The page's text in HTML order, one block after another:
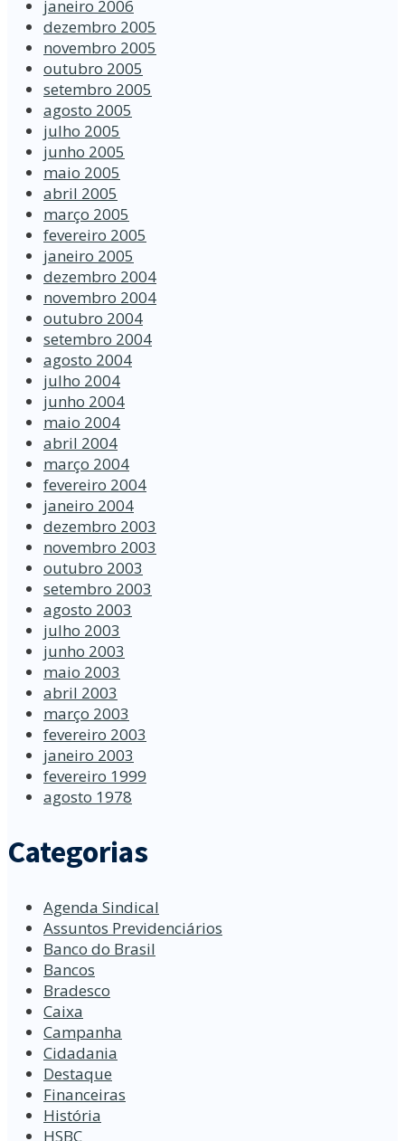
janeiro 2006
dezembro 2005
novembro 2005
outubro 2005
setembro 2005
agosto 2005
julho 2005
junho 2005
maio 2005
abril 2005
março 2005
fevereiro 2005
janeiro 2005
dezembro 2004
novembro 2004
outubro 2004
setembro 2004
agosto 2004
julho 2004
junho 2004
maio 2004
abril 2004
março 2004
fevereiro 2004
janeiro 2004
dezembro 2003
novembro 2003
outubro 2003
setembro 2003
agosto 2003
julho 2003
junho 2003
maio 2003
abril 2003
março 2003
fevereiro 2003
janeiro 2003
fevereiro 1999
agosto 1978
Categorias
Agenda Sindical
Assuntos Previdenciários
Banco do Brasil
Bancos
Bradesco
Caixa
Campanha
Cidadania
Destaque
Financeiras
História
HSBC